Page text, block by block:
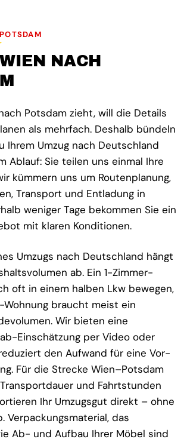
NACH
Potsdam zieht, will die Details
als mehrfach. Deshalb bündeln
Ihrem Umzug nach Deutschland
Ablauf: Sie teilen uns einmal Ihre
kümmern uns um Routenplanung,
Transport und Entladung in
weniger Tage bekommen Sie ein
mit klaren Konditionen.
Umzugs nach Deutschland hängt
ab. Ein 1-Zimmer-
oft in einem halben Lkw bewegen,
braucht meist ein
Wir bieten eine
Einschätzung per Video oder
den Aufwand für eine Vor-
Für die Strecke Wien–Potsdam
und Fahrtstunden
Ihr Umzugsgut direkt – ohne
Verpackungsmaterial, das
Ab- und Aufbau Ihrer Möbel sind